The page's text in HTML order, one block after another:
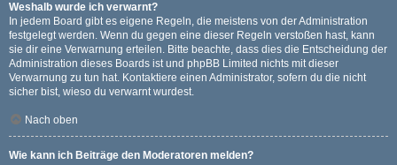
Weshalb wurde ich verwarnt?
In jedem Board gibt es eigene Regeln, die meistens von der Administration
festgelegt werden. Wenn du gegen eine dieser Regeln verstoßen hast, kann
sie dir eine Verwarnung erteilen. Bitte beachte, dass dies die Entscheidung der
Administration dieses Boards ist und phpBB Limited nichts mit dieser
Verwarnung zu tun hat. Kontaktiere einen Administrator, sofern du die nicht
sicher bist, wieso du verwarnt wurdest.
Nach oben
Wie kann ich Beiträge den Moderatoren melden?